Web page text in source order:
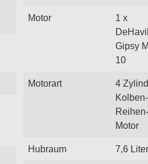
Motor
1 x
Gipsy
10
Motorart
4
Kolben-
Reihen-
Motor
Hubraum 7,6 Liter